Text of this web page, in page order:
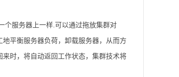
个服务器上一样.可以通过拖放集群对
平衡服务器负荷，卸载服务器，从而方
时，将自动返回工作状态，集群技术将